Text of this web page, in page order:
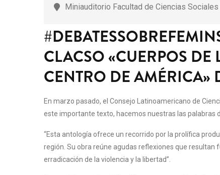
Miniauditorio Facultad de Ciencias
CLACSO «CUERPOS
CENTRO DE AMÉRICA»
En marzo pasado, el Consejo Latinoamericano de
este importante texto, hacemos nuestras las palabras
“Esta antología ofrece un recorrido por la prolífica
región. Su obra reúne agudas reflexiones que
erradicación de la violencia y la libertad”.